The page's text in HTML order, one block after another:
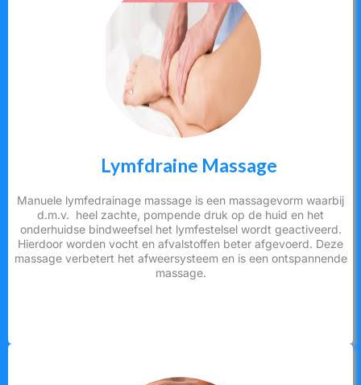
Lymfdraine Massage
Manuele lymfedrainage massage is een massagevorm waarbij
d.m.v. heel zachte, pompende druk op de huid en het
onderhuidse bindweefsel het lymfestelsel wordt geactiveerd.
Hierdoor worden vocht en afvalstoffen beter afgevoerd. Deze
massage verbetert het afweersysteem en is een ontspannende
massage.